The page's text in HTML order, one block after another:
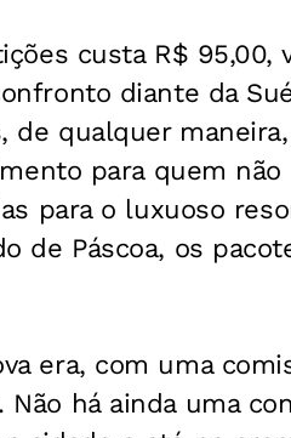
custa R$ 95,00,
diante da
de qualquer
para quem não
para o luxuoso
de Páscoa, os
era, com uma
há ainda uma